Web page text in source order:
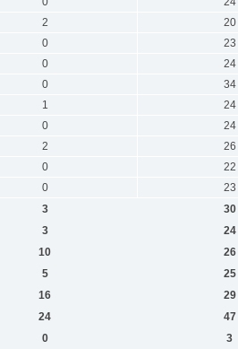
2
20
0
23
0
24
0
34
1
24
0
24
2
26
0
22
0
23
3
30
3
24
10
26
5
25
16
29
24
47
0
3